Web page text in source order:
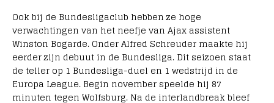
Ook bij de Bundesligaclub hebben ze hoge
verwachtingen van het neefje van Ajax assistent
Winston Bogarde. Onder Alfred Schreuder maakte hij
eerder zijn debuut in de Bundesliga. Dit seizoen staat
de teller op 1 Bundesliga-duel en 1 wedstrijd in de
Europa League. Begin november speelde hij 87
minuten tegen Wolfsburg. Na de interlandbreak bleef